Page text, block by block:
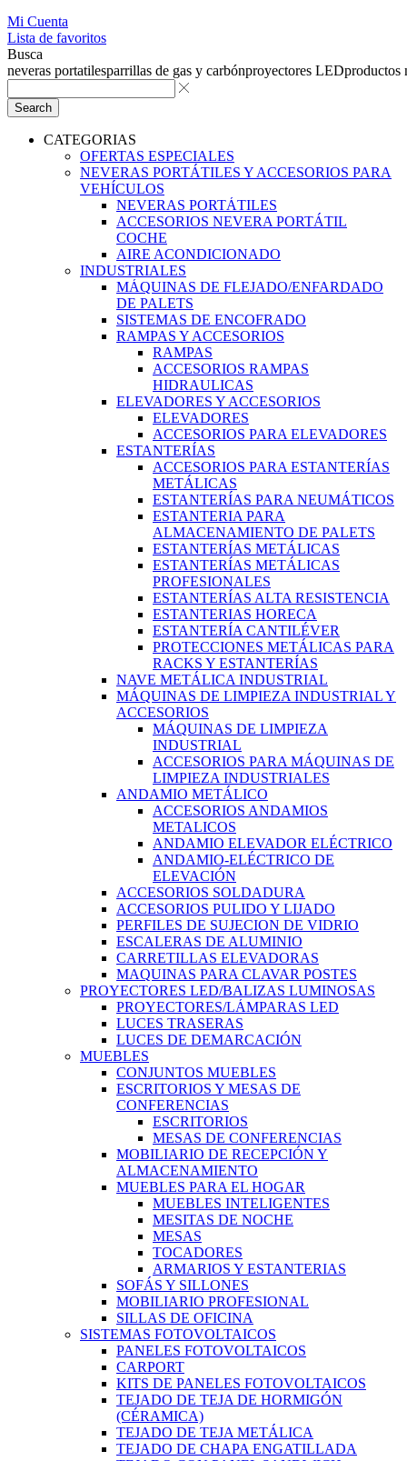
Mi Cuenta
Lista de favoritos
Busca
neveras portatilesparrillas de gas y carbónproyectores LEDproductos
Search
CATEGORIAS
OFERTAS ESPECIALES
NEVERAS PORTÁTILES Y ACCESORIOS PARA
VEHÍCULOS
NEVERAS PORTÁTILES
ACCESORIOS NEVERA PORTÁTIL
COCHE
AIRE ACONDICIONADO
INDUSTRIALES
MÁQUINAS DE FLEJADO/ENFARDADO
DE PALETS
SISTEMAS DE ENCOFRADO
RAMPAS Y ACCESORIOS
RAMPAS
ACCESORIOS RAMPAS
HIDRAULICAS
ELEVADORES Y ACCESORIOS
ELEVADORES
ACCESORIOS PARA ELEVADORES
ESTANTERÍAS
ACCESORIOS PARA ESTANTERÍAS
METÁLICAS
ESTANTERÍAS PARA NEUMÁTICOS
ESTANTERIA PARA
ALMACENAMIENTO DE PALETS
ESTANTERÍAS METÁLICAS
ESTANTERÍAS METÁLICAS
PROFESIONALES
ESTANTERÍAS ALTA RESISTENCIA
ESTANTERIAS HORECA
ESTANTERÍA CANTILÉVER
PROTECCIONES METÁLICAS PARA
RACKS Y ESTANTERÍAS
NAVE METÁLICA INDUSTRIAL
MÁQUINAS DE LIMPIEZA INDUSTRIAL Y
ACCESORIOS
MÁQUINAS DE LIMPIEZA
INDUSTRIAL
ACCESORIOS PARA MÁQUINAS DE
LIMPIEZA INDUSTRIALES
ANDAMIO METÁLICO
ACCESORIOS ANDAMIOS
METALICOS
ANDAMIO ELEVADOR ELÉCTRICO
ANDAMIO-ELÉCTRICO DE
ELEVACIÓN
ACCESORIOS SOLDADURA
ACCESORIOS PULIDO Y LIJADO
PERFILES DE SUJECION DE VIDRIO
ESCALERAS DE ALUMINIO
CARRETILLAS ELEVADORAS
MAQUINAS PARA CLAVAR POSTES
PROYECTORES LED/BALIZAS LUMINOSAS
PROYECTORES/LÁMPARAS LED
LUCES TRASERAS
LUCES DE DEMARCACIÓN
MUEBLES
CONJUNTOS MUEBLES
ESCRITORIOS Y MESAS DE
CONFERENCIAS
ESCRITORIOS
MESAS DE CONFERENCIAS
MOBILIARIO DE RECEPCIÓN Y
ALMACENAMIENTO
MUEBLES PARA EL HOGAR
MUEBLES INTELIGENTES
MESITAS DE NOCHE
MESAS
TOCADORES
ARMARIOS Y ESTANTERIAS
SOFÁS Y SILLONES
MOBILIARIO PROFESIONAL
SILLAS DE OFICINA
SISTEMAS FOTOVOLTAICOS
PANELES FOTOVOLTAICOS
CARPORT
KITS DE PANELES FOTOVOLTAICOS
TEJADO DE TEJA DE HORMIGÓN
(CÉRAMICA)
TEJADO DE TEJA METÁLICA
TEJADO DE CHAPA ENGATILLADA